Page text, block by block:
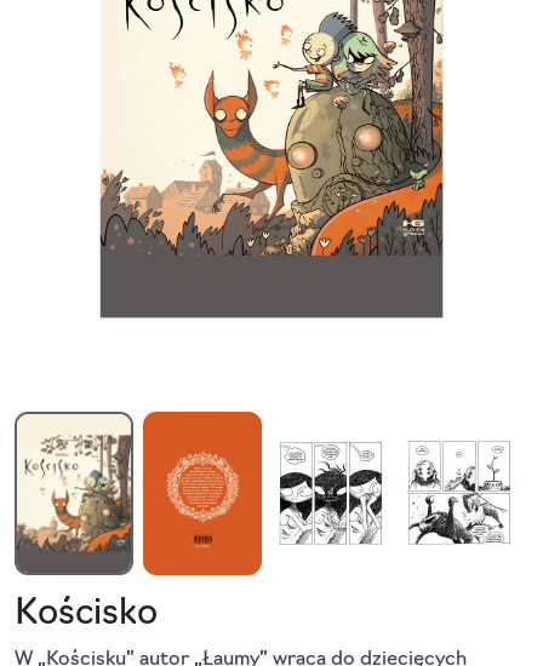
Kościsko
W „Kościsku” autor „Łaumy” wraca do dziecięcych